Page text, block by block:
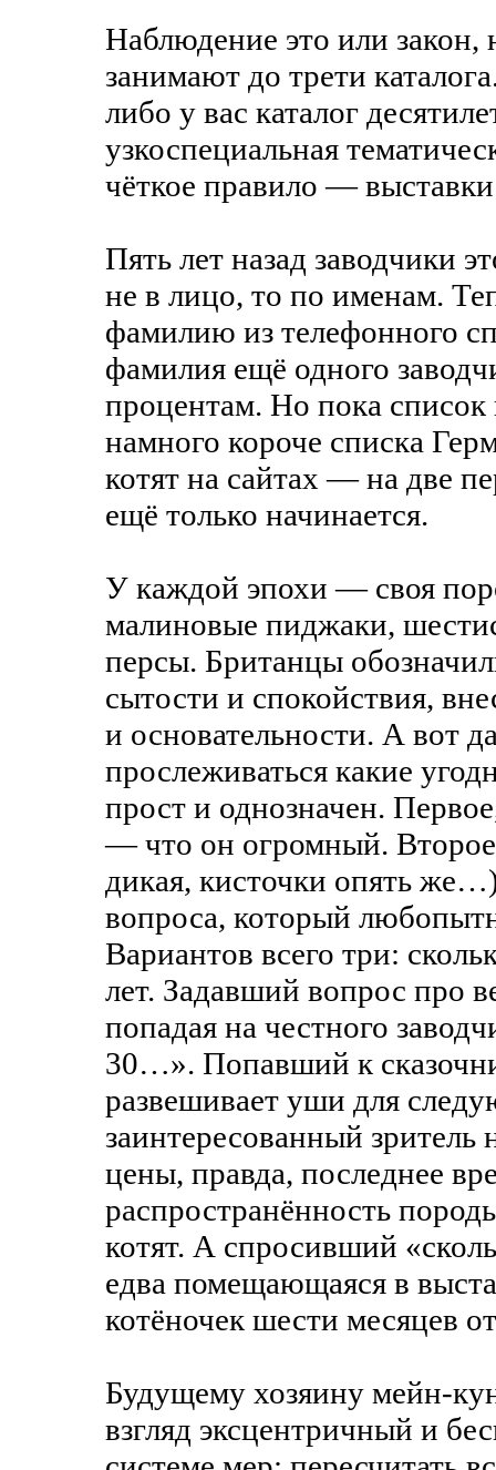
Наблюдение это или
занимают до трети
либо у вас каталог
узкоспециальная
чёткое правило —
Пять лет назад заводчики
не в лицо, то по именам.
фамилию из телефонного
фамилия ещё одного
процентам. Но пока
намного короче списка
котят на сайтах — на две
ещё только начинается.
У каждой эпохи — своя
малиновые пиджаки,
персы. Британцы
сытости и спокойствия,
и основательности. А вот
прослеживаться какие
прост и однозначен.
— что он огромный. Второе
дикая, кисточки опять
вопроса, который
Вариантов всего три:
лет. Задавший вопрос про
попадая на честного
30…». Попавший к
развешивает уши для
заинтересованный зритель
цены, правда, последнее
распространённость
котят. А спросивший
едва помещающаяся в
котёночек шести месяцев
Будущему хозяину мейн-
взгляд эксцентричный и